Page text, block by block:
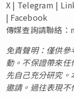
X | Telegram |
| Facebook
傳媒查詢請聯絡：
免責聲明：僅供
動。不保證帶來任
先自己充分研究
邀請。過往表現不